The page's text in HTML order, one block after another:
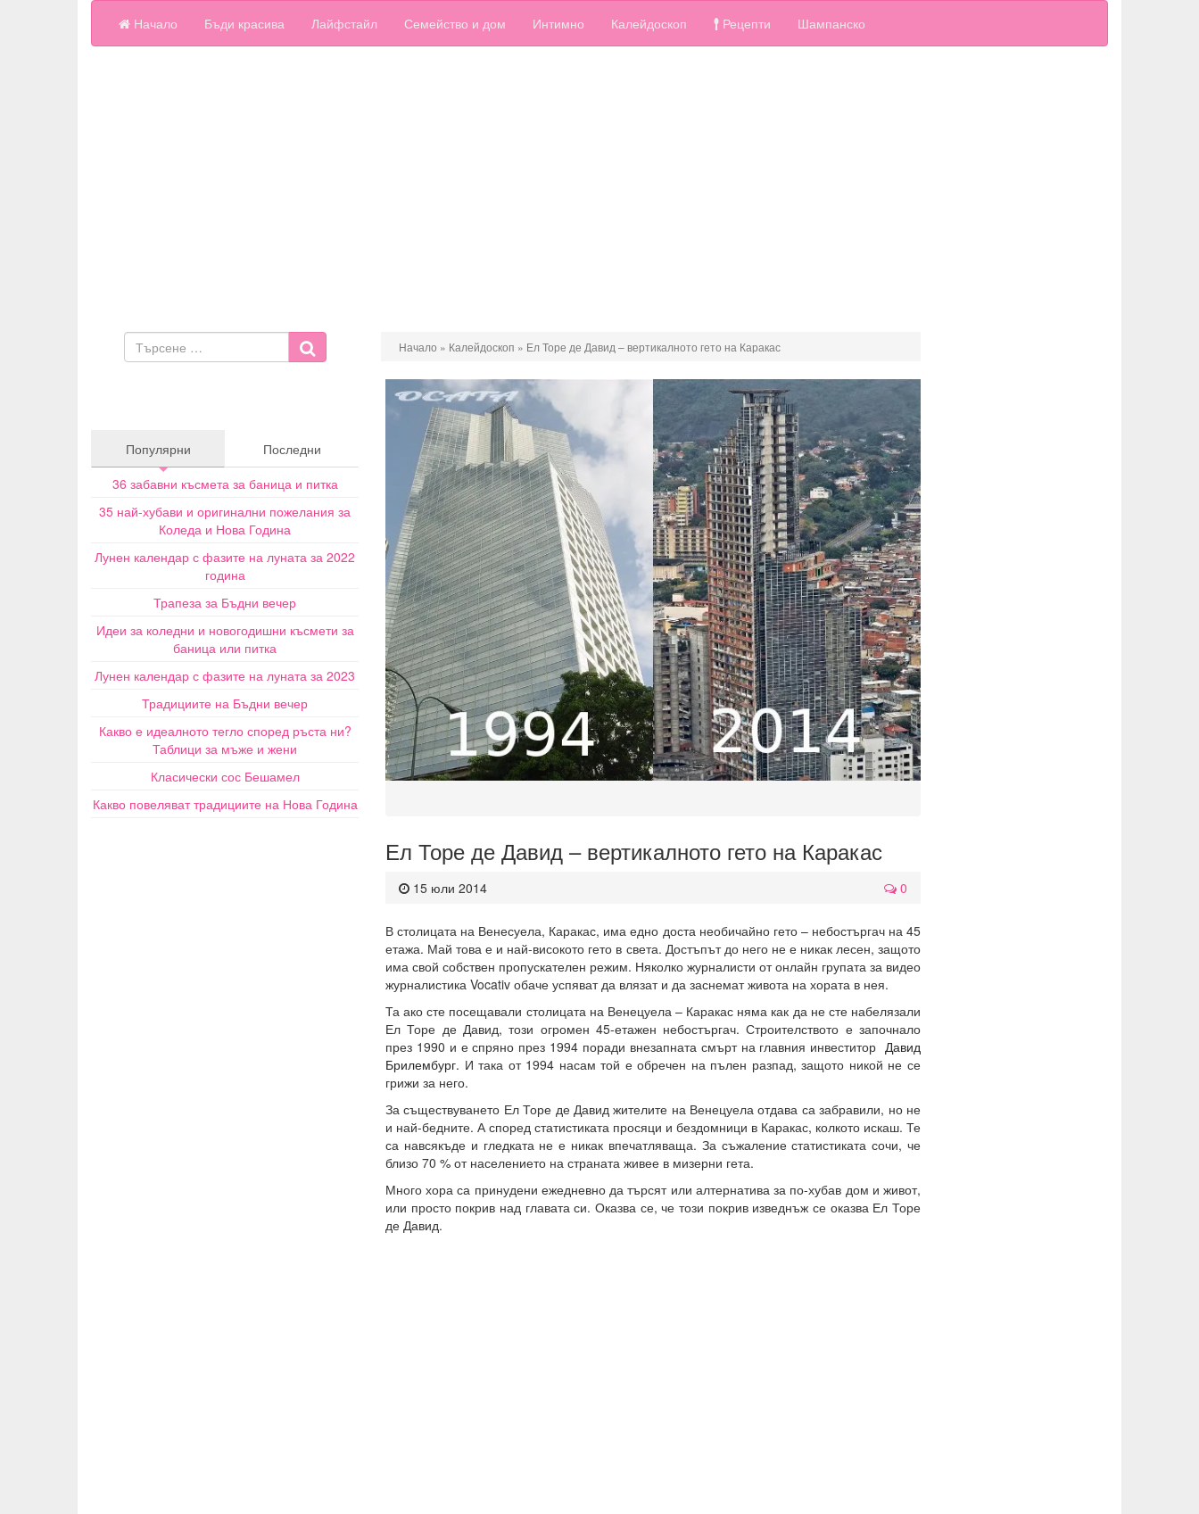
Начало Бъди красива Лайфстайл Семейство и дом Интимно Калейдоскоп Рецепти Шампанско
Начало » Калейдоскоп » Ел Торе де Давид – вертикалното гето на Каракас
Ел Торе де Давид – вертикалното гето на Каракас
15 юли 2014 0
В столицата на Венесуела, Каракас, има едно доста необичайно гето – небостъргач на 45
етажа. Май това е и най-високото гето в света. Достъпът до него не е никак лесен, защото
има свой собствен пропускателен режим. Няколко журналисти от онлайн групата за видео
журналистика Vocativ обаче успяват да влязат и да заснемат живота на хората в нея.
Та ако сте посещавали столицата на Венецуела – Каракас няма как да не сте набелязали
Ел Торе де Давид, този огромен 45-етажен небостъргач. Строителството е започнало
през 1990 и е спряно през 1994 поради внезапната смърт на главния инвеститор Давид
Брилембург. И така от 1994 насам той е обречен на пълен разпад, защото никой не се
грижи за него.
За съществуването Ел Торе де Давид жителите на Венецуела отдава са забравили, но не
и най-бедните. А според статистиката просяци и бездомници в Каракас, колкото искаш. Те
са навсякъде и гледката не е никак впечатляваща. За съжаление статистиката сочи, че
близо 70 % от населението на страната живее в мизерни гета.
Много хора са принудени ежедневно да търсят или алтернатива за по-хубав дом и живот,
или просто покрив над главата си. Оказва се, че този покрив изведнъж се оказва Ел Торе
де Давид.
Популярни
Последни
36 забавни късмета за баница и питка
35 най-хубави и оригинални пожелания за
Коледа и Нова Година
Лунен календар с фазите на луната за 2022
година
Трапеза за Бъдни вечер
Идеи за коледни и новогодишни късмети за
баница или питка
Лунен календар с фазите на луната за 2023
Традициите на Бъдни вечер
Какво е идеалното тегло според ръста ни?
Таблици за мъже и жени
Класически сос Бешамел
Какво повеляват традициите на Нова Година